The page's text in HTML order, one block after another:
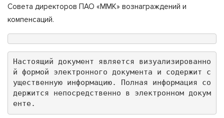
Совета директоров ПАО «ММК» вознаграждений и
компенсаций.
Настоящий документ является визуализированно
й формой электронного документа и содержит с
ущественную информацию. Полная информация со
держится непосредственно в электронном докум
енте.